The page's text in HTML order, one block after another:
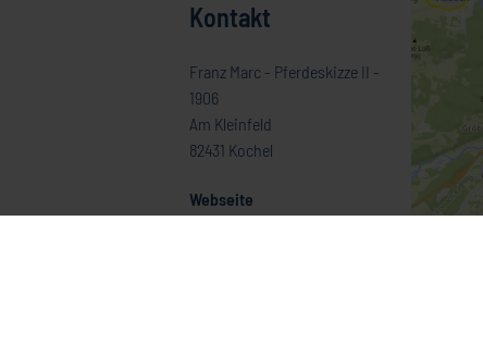
Kontakt
Franz Marc - Pferdeskizze II -
1906
Am Kleinfeld
82431 Kochel
Webseite
Homepage